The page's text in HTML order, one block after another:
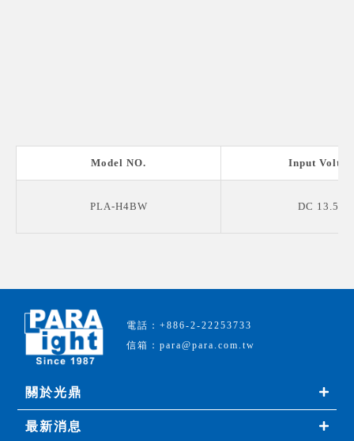
Model NO. Input
PLA-H4BW DC 13.5 V
電話：+886-2-22253733
信箱：para@para.com.tw
關於光鼎
最新消息